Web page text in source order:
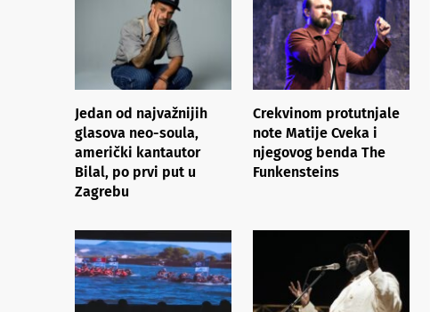
Jedan od najvažnijih
glasova neo-soula,
američki kantautor
Bilal, po prvi put u
Zagrebu
Crekvinom protutnjale
note Matije Cveka i
njegovog benda The
Funkensteins